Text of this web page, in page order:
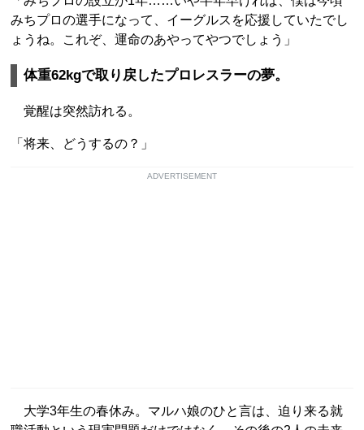
みちプロの選手になって、イーグルスを応援していたでし
ょうね。これぞ、運命のあやってやつでしょう」
体重62kgで取り戻したプロレスラーの夢。
覚醒は突然訪れる。
「将来、どうするの？」
ADVERTISEMENT
大学3年生の春休み。マルハ娘のひと言は、迫り来る就